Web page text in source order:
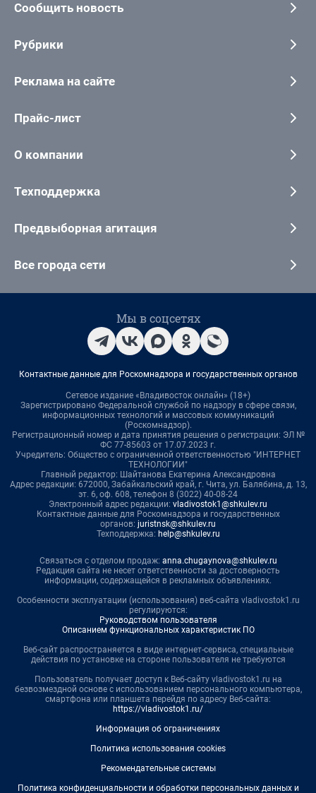
Сообщить новость
Рубрики
Реклама на сайте
Прайс-лист
О компании
Техподдержка
Предвыборная агитация
Все города сети
Мы в соцсетях
Контактные данные для Роскомнадзора и государственных органов
Сетевое издание «Владивосток онлайн» (18+)
Зарегистрировано Федеральной службой по надзору в сфере связи,
информационных технологий и массовых коммуникаций
(Роскомнадзор).
Регистрационный номер и дата принятия решения о регистрации: ЭЛ №
ФС 77-85603 от 17.07.2023 г.
Учредитель: Общество с ограниченной ответственностью "ИНТЕРНЕТ
ТЕХНОЛОГИИ"
Главный редактор: Шайтанова Екатерина Александровна
Адрес редакции: 672000, Забайкальский край, г. Чита, ул. Балябина, д. 13,
эт. 6, оф. 608, телефон 8 (3022) 40-08-24
Электронный адрес редакции: vladivostok1@shkulev.ru
Контактные данные для Роскомнадзора и государственных
органов: juristnsk@shkulev.ru
Техподдержка: help@shkulev.ru
Связаться с отделом продаж: anna.chugaynova@shkulev.ru
Редакция сайта не несет ответственности за достоверность
информации, содержащейся в рекламных объявлениях.
Особенности эксплуатации (использования) веб-сайта vladivostok1.ru
регулируются:
Руководством пользователя
Описанием функциональных характеристик ПО
Веб-сайт распространяется в виде интернет-сервиса, специальные
действия по установке на стороне пользователя не требуются
Пользователь получает доступ к Веб-сайту vladivostok1.ru на
безвозмездной основе с использованием персонального компьютера,
смартфона или планшета перейдя по адресу Веб-сайта:
https://vladivostok1.ru/
Информация об ограничениях
Политика использования cookies
Рекомендательные системы
Политика конфиденциальности и обработки персональных данных и